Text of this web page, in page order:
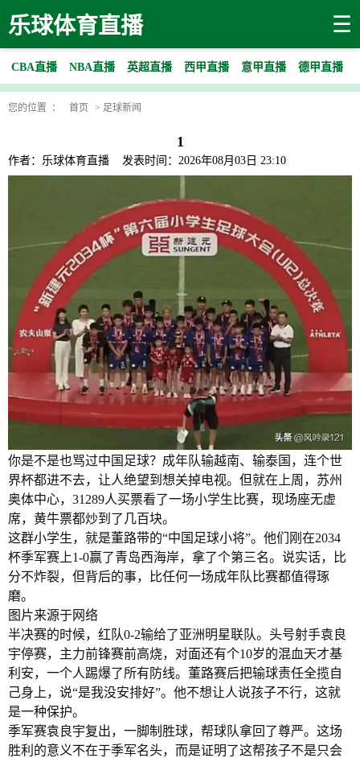
乐球体育直播 ☰
CBA直播 NBA直播 英超直播 西甲直播 意甲直播 德甲直播
您的位置 ： 首页 > 足球新闻
1
作者：乐球体育直播 发表时间：2026年08月03日 23:10
你是不是也骂过中国足球？成年队输越南、输泰国，连个世
界杯都进不去，让人绝望到想关掉电视。但就在上周，苏州
奥体中心，31289人买票看了一场小学生比赛，现场座无虚
席，黄牛票都炒到了几百块。
这群小学生，就是董路带的“中国足球小将”。他们刚在2034
杯季军赛上1-0赢了青岛西海岸，拿了个第三名。说实话，比
分不炸裂，但背后的事，比任何一场成年队比赛都值得琢
磨。
图片来源于网络
半决赛的时候，红队0-2输给了亚洲明星联队。头号射手袁良
宇停赛，主力前锋赛前高烧，对面还有个10岁的混血天才基
利安，一个人踢爆了所有防线。董路赛后把输球责任全揽自
己身上，说“是我没安排好”。他不想让人说孩子不行，这就
是一种保护。
季军赛袁良宇复出，一脚制胜球，帮球队拿回了尊严。这场
胜利的意义不在于季军名头，而是证明了这帮孩子不是只会